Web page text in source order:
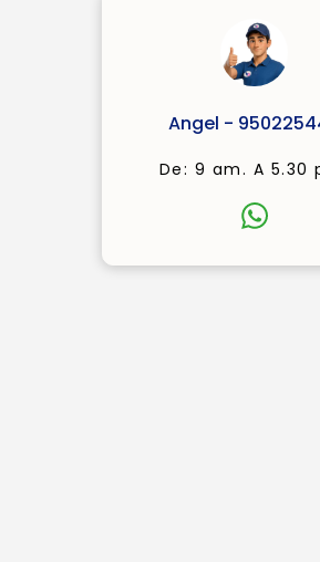
Angel -
De: 9 am. A 5.30